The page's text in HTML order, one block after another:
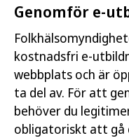
Genomför e-
kostnadsfri e-
webbplats och är
ta del av. För att
behöver du
obligatoriskt att gå